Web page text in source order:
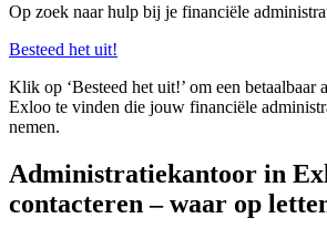
Op zoek naar hulp bij je financiële
Besteed het uit!
Klik op ‘Besteed het uit!’ om een betaalbaar
Exloo te vinden die jouw financiële
nemen.
Administratiekantoor in
contacteren – waar op